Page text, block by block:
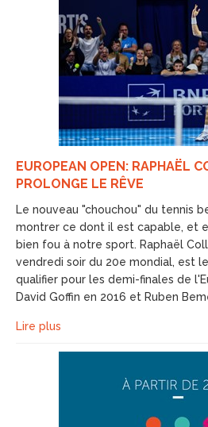
EUROPEAN OPEN: RAPHAËL
PROLONGE LE RÊVE
Le nouveau "chouchou" du tennis
montrer ce dont il est capable, et
bien fou à notre sport. Raphaël
vendredi soir du 20e mondial, est
qualifier pour les demi-finales de
David Goffin en 2016 et Ruben
Lire plus